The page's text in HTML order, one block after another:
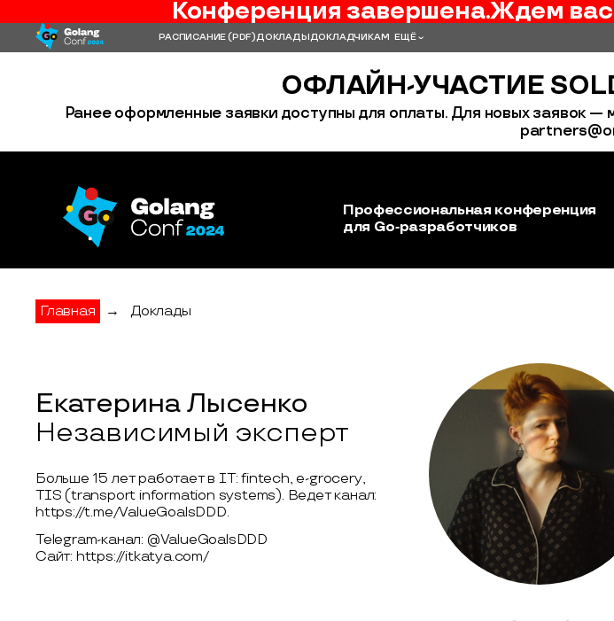
Конференция завершена.Ждем вас
РАСПИСАНИЕ(PDF)ДОКЛАДЫ ДОКЛАДЧИКАМ ЕЩЁ
ОФЛАЙН-УЧАСТИЕ
Ранее оформленные заявки доступны для оплаты. Для новых заявок
Профессиональная конференция
для Go‑разработчиков
Главная → Доклады
Екатерина Лысенко
Независимый эксперт
Больше 15 лет работает в IT: fintech, e-grocery,
TIS (transport information systems). Ведет канал:
https://t.me/ValueGoalsDDD.
Telegram-канал: @ValueGoalsDDD
Сайт: https://itkatya.com/